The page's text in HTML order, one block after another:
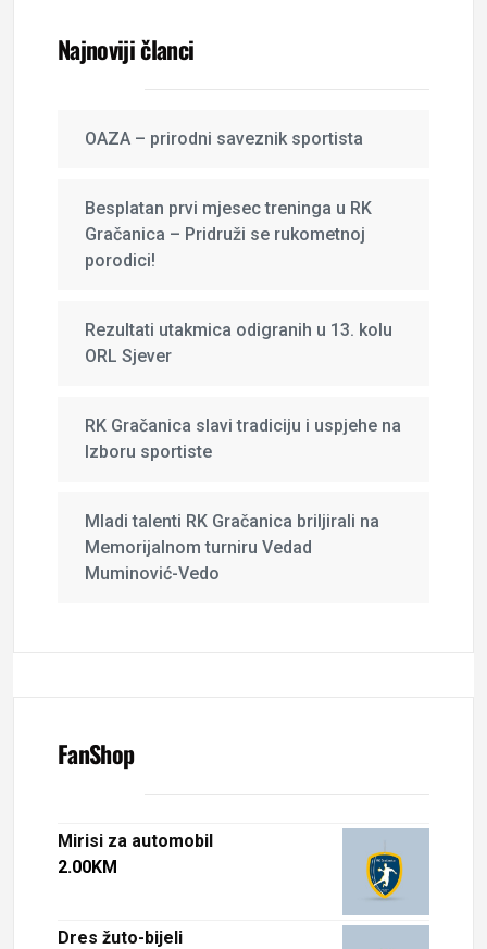
Najnoviji članci
OAZA – prirodni saveznik sportista
Besplatan prvi mjesec treninga u RK
Gračanica – Pridruži se rukometnoj
porodici!
Rezultati utakmica odigranih u 13. kolu
ORL Sjever
RK Gračanica slavi tradiciju i uspjehe na
Izboru sportiste
Mladi talenti RK Gračanica briljirali na
Memorijalnom turniru Vedad
Muminović-Vedo
FanShop
Mirisi za automobil
2.00KM
Dres žuto-bijeli